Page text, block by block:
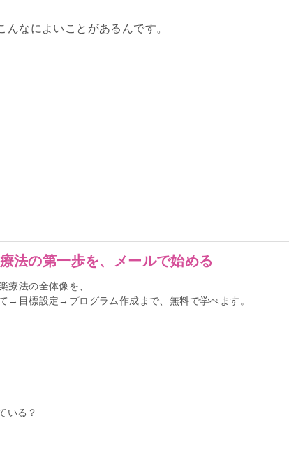
なによいことがあるんです。
法の第一歩を、メールで始める
療法の全体像を、
→目標設定→プログラム作成まで、無料で学べます。
いる？